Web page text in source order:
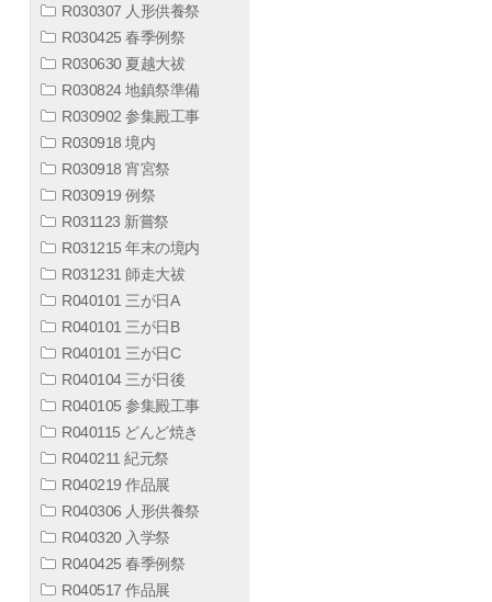
R030307 人形供養祭
R030425 春季例祭
R030630 夏越大祓
R030824 地鎮祭準備
R030902 参集殿工事
R030918 境内
R030918 宵宮祭
R030919 例祭
R031123 新嘗祭
R031215 年末の境内
R031231 師走大祓
R040101 三が日A
R040101 三が日B
R040101 三が日C
R040104 三が日後
R040105 参集殿工事
R040115 どんど焼き
R040211 紀元祭
R040219 作品展
R040306 人形供養祭
R040320 入学祭
R040425 春季例祭
R040517 作品展